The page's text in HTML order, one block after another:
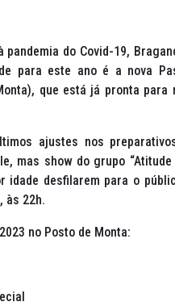
pandemia do Covid-19,
para este ano é a nova
que está já pronta
ajustes nos
mas show do grupo
desfilarem para o
às 22h.
no Posto de Monta: